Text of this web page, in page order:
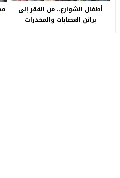
أطفال الشوارع.. من الفقر إلى
براثن العصابات والمخدرات